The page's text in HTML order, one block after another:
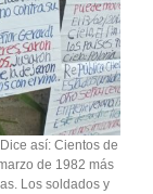
así: Cientos de
de 1982 más
Los soldados y